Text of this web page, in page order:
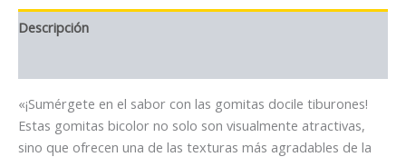
Descripción
«¡Sumérgete en el sabor con las gomitas docile tiburones!
Estas gomitas bicolor no solo son visualmente atractivas,
sino que ofrecen una de las texturas más agradables de la